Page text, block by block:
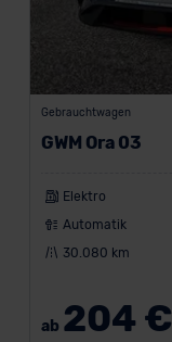
Marke
Dacia
GWM
(3)
Mitsubishi
Gebrauchtwagen
GWM Ora 03
Elektro
Automatik
30.080 km
ab 204 €